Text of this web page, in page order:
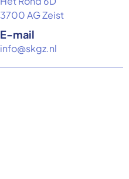
3700 AG Zeist
E-mail
info@skgz.nl